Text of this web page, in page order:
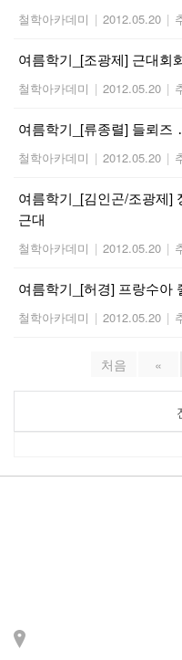
철학아카데미 | 2012.05.20 |
여름학기_[조광제] 근대회
철학아카데미 | 2012.05.20 |
여름학기_[류종렬] 들뢰즈
철학아카데미 | 2012.05.20 |
여름학기_[김인곤/조광제]
근대
철학아카데미 | 2012.05.20 |
여름학기_[허경] 프랑수아
철학아카데미 | 2012.05.20 |
처음 «